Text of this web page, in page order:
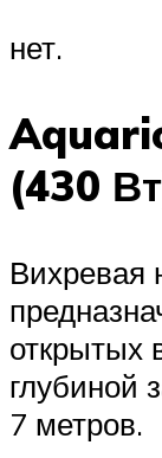
нет.
(430
Вихревая
открытых
глубиной
7 метров.